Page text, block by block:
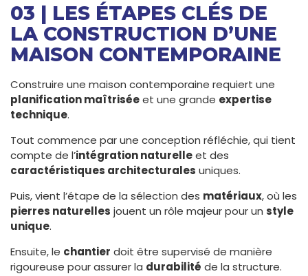
03 | LES ÉTAPES CLÉS DE
LA CONSTRUCTION D’UNE
MAISON CONTEMPORAINE
Construire une maison contemporaine requiert une
planification maîtriséeet une grande expertise
technique.
Tout commence par une conception réfléchie, qui tient
compte de l’intégration naturelleet des
caractéristiques architecturales uniques.
Puis, vient l’étape de la sélection des matériaux, où les
pierres naturelles jouent un rôle majeur pour un style
unique.
Ensuite, le chantier doit être supervisé de manière
rigoureuse pour assurer la durabilité de la structure.